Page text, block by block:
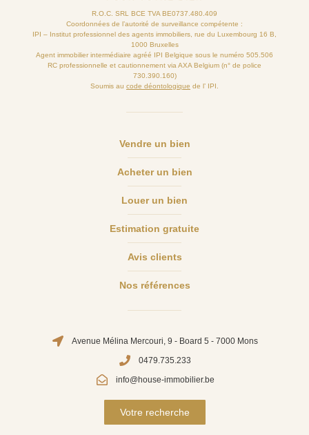
R.O.C. SRL BCE TVA BE0737.480.409
Coordonnées de l’autorité de surveillance compétente :
IPI – Institut professionnel des agents immobiliers, rue du Luxembourg 16 B,
1000 Bruxelles
Agent immobilier intermédiaire agréé IPI Belgique sous le numéro 505.506
RC professionnelle et cautionnement via AXA Belgium (n° de police
730.390.160)
Soumis au code déontologique de l’ IPI.
Vendre un bien
Acheter un bien
Louer un bien
Estimation gratuite
Avis clients
Nos références
Avenue Mélina Mercouri, 9 - Board 5 - 7000 Mons
0479.735.233
info@house-immobilier.be
Votre recherche